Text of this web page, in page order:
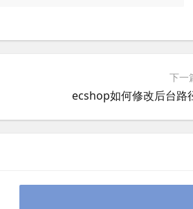
下一
ecshop如何修改后台路